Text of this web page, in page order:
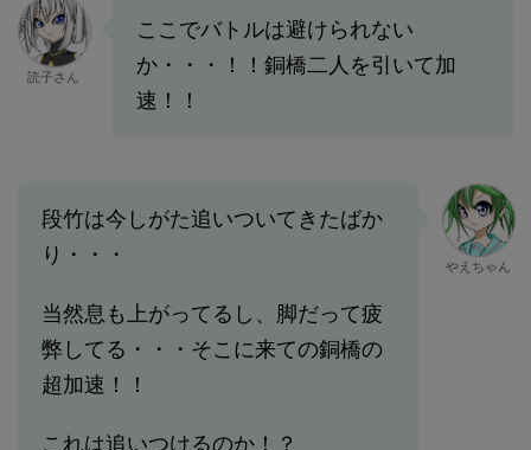
読子さん
ここでバトルは避けられない
か・・・！！銅橋二人を引いて加
速！！
段竹は今しがた追いついてきたばか
り・・・
当然息も上がってるし、脚だって疲
弊してる・・・そこに来ての銅橋の
超加速！！
これは追いつけるのか！？
やえちゃん